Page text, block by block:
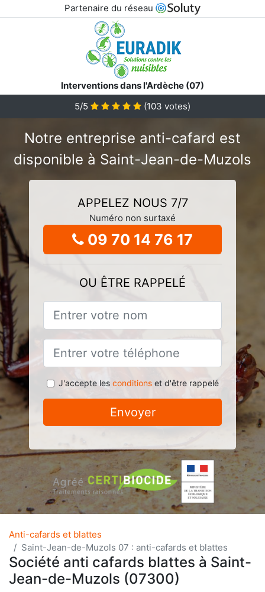
Partenaire du réseau
Interventions dans l'Ardèche (07)
5/5
(103 votes)
Notre entreprise anti-cafard est
disponible à Saint-Jean-de-Muzols
APPELEZ NOUS 7/7
Numéro non surtaxé
09 70 14 76 17
OU ÊTRE RAPPELÉ
J'accepte les conditionset d'être rappelé
Envoyer
Anti-cafards et blattes
Saint-Jean-de-Muzols 07 : anti-cafards et blattes
Société anti cafards blattes à Saint-
Jean-de-Muzols (07300)